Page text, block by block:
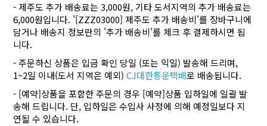
- 제주도 추가 배송료는 3,000원, 기타 도서지역의 추가 배송료는
6,000원입니다. '[ZZZ03000] 제주도 추가 배송비'를 장바구니에
담거나 배송지 정보란의 '추가 배송비'를 체크 후 결제하시면 됩
니다.
- 주문하신 상품은 입금 확인 당일 (또는 익일) 발송해 드리며,
1~2일 이내(도서 지역은 예외)CJ대한통운택배로 배송됩니다.
- [예약]상품을 포함한 주문의 경우 [예약]상품 입하일에 일괄 발
송해 드립니다. 단, 입하일은 수입사 사정에 의해 예정일보다 지
연될 수 있습니다.